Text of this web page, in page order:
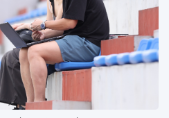
nhiều kỳ vọng vào thế hệ
An chính thức có nhà tài trợ